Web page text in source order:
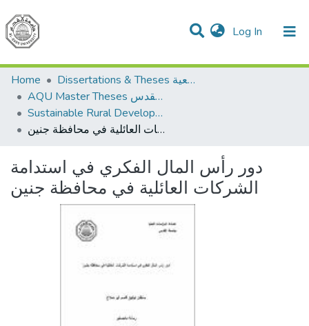
Log In (current)
Communities & Collections
All of DSpace
Home
Dissertations & Theses الرسائل الجامعية
AQU Master Theses الرسائل الجامعية الخاصة بجامعة القدس
Sustainable Rural Development التنمية الريفية المستدامة
دور رأس المال الفكري في استدامة الشركات العائلية في محافظة جنين
دور رأس المال الفكري في استدامة
الشركات العائلية في محافظة جنين